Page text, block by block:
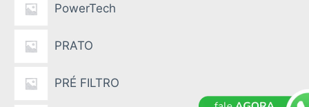
PowerTech
PRATO
PRÉ FILTRO